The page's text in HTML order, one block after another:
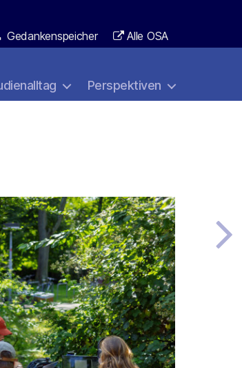
Gedankenspeicher Alle OSA
Perspektiven